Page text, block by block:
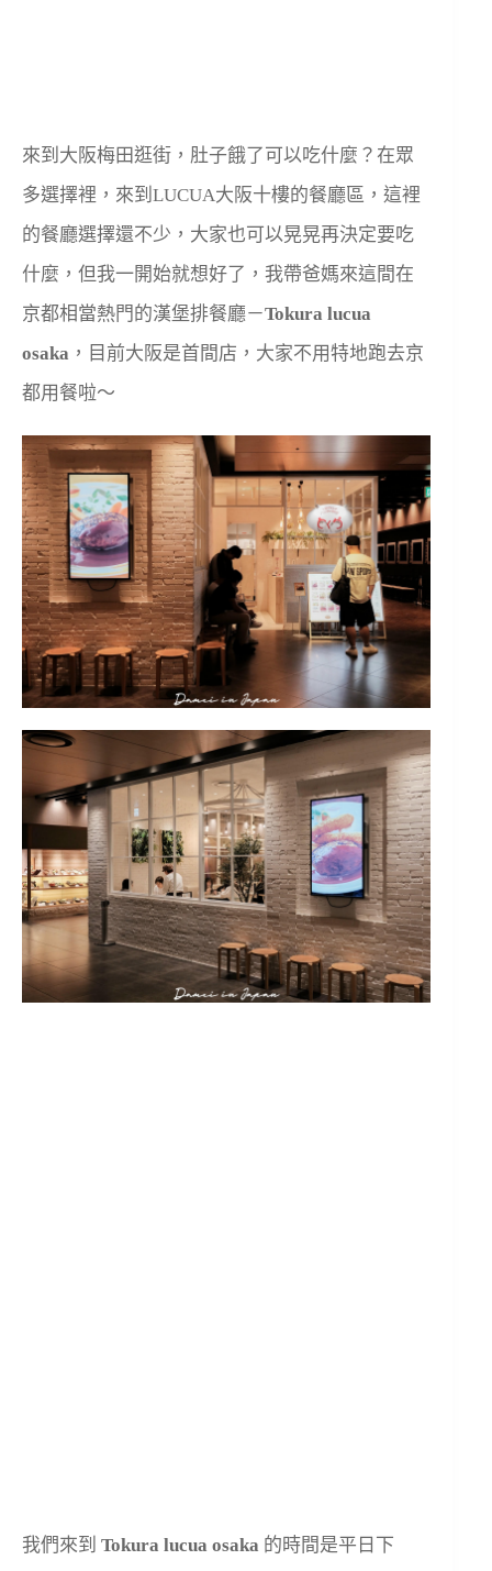
來到大阪梅田逛街，肚子餓了可以吃什麼？在眾
多選擇裡，來到LUCUA大阪十樓的餐廳區，這裡
的餐廳選擇還不少，大家也可以晃晃再決定要吃
什麼，但我一開始就想好了，我帶爸媽來這間在
京都相當熱門的漢堡排餐廳－Tokura lucua
osaka ，目前大阪是首間店，大家不用特地跑去京
都用餐啦～
我們來到 Tokura lucua osaka 的時間是平日下